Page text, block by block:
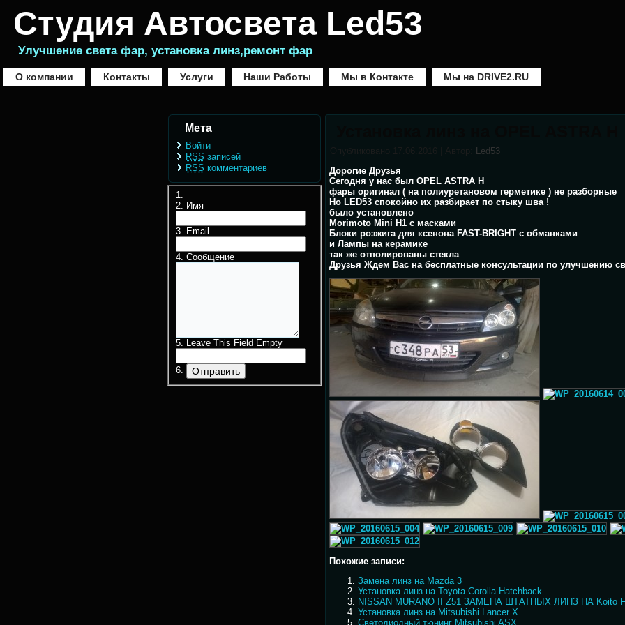
Студия Автосвета Led53
Улучшение света фар, установка линз,ремонт фар
О компании Контакты Услуги Наши Работы Мы в Контакте Мы на DRIVE2.RU
Мета
Войти
RSS записей
RSS комментариев
Имя
Email
Сообщение
Leave This Field Empty
Опубликовано
Led53
Дорогие Друзья
Сегодня у нас был OPEL ASTRA H
фары оригинал ( на полиуретановом герметике ) не разборные
Но LED53 спокойно их разбирает по стыку шва !
было установлено
Morimoto Mini H1 с масками
Блоки розжига для ксенона FAST-BRIGHT с обманками
и Лампы на керамике
так же отполированы стекла
Друзья Ждем Вас на бесплатные консультации по улучшению
Похожие записи:
Замена линз на Mazda 3
Установка линз на Toyota Corolla Hatchback
NISSAN MURANO II Z51 ЗАМЕНА ШТАТНЫХ ЛИНЗ НА Koito
Установка линз на Mitsubishi Lancer X
Светодиодный тюнинг Mitsubishi ASX